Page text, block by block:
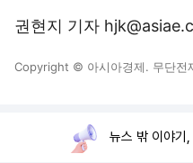
권현지 기자
Copyright © 아시아경제. 무단전
뉴스 밖 이야기,